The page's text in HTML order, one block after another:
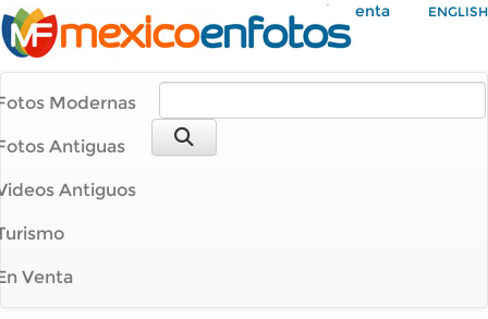
Mi Cuenta ENGLISH
Modernas
Antiguas
Antiguos
Venta